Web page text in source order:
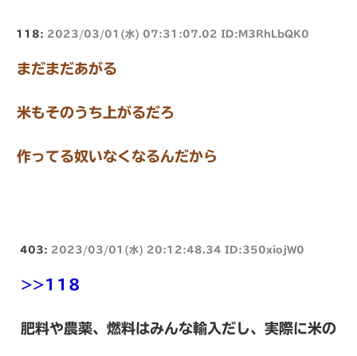
118: 2023/03/01(水) 07:31:07.02 ID:M3RhLbQK0
まだまだあがる
米もそのうち上がるだろ
作ってる奴いなくなるんだから
403: 2023/03/01(水) 20:12:48.34 ID:350xiojW0
>>118
肥料や農薬、燃料はみんな輸入だし、実際に米の